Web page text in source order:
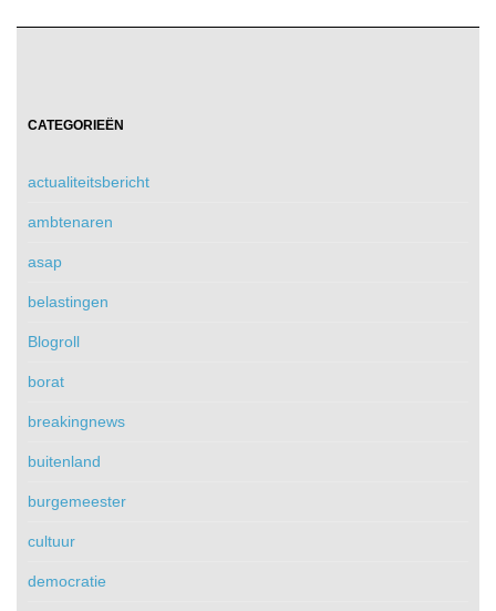
CATEGORIEËN
actualiteitsbericht
ambtenaren
asap
belastingen
Blogroll
borat
breakingnews
buitenland
burgemeester
cultuur
democratie